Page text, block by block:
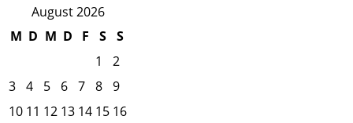
August 2026
M D M D F S
S
1
2
3 4 5 6 7 8 9
10 11 12 13 14 15 16